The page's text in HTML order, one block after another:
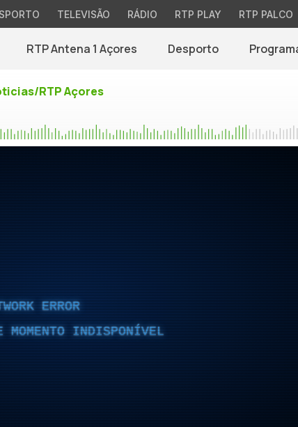
TELEVISÃO RÁDIO RTP PLAY RTP PALCO
RTP Antena 1 Açores Desporto
RTP Açores
ERROR
MOMENTO INDISPONÍVEL